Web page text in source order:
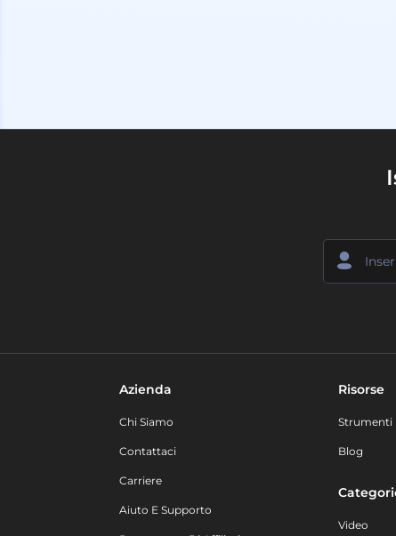
Azienda
Chi Siamo
Contattaci
Carriere
Aiuto E Supporto
Risorse
Strumenti
Blog
Video